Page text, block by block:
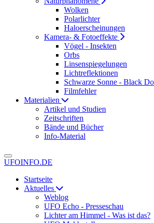
Wolken
Polarlichter
Haloerscheinungen
Kamera- & Fotoeffekte
Vögel - Insekten
Orbs
Linsenspiegelungen
Lichtreflektionen
Schwarze Sonne - Black
Filmfehler
Materialien
Artikel und Studien
Zeitschriften
Bände und Bücher
Info-Material
UFOINFO.DE
Startseite
Aktuelles
Weblog
UFO Echo - Presseschau
Lichter am Himmel - Was ist das?